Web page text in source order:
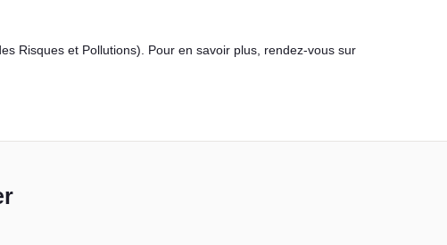
Risques et Pollutions). Pour en savoir plus, rendez-vous sur